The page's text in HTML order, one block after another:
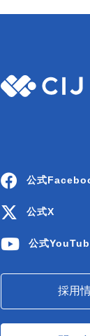
公式
公式X
公式
採用